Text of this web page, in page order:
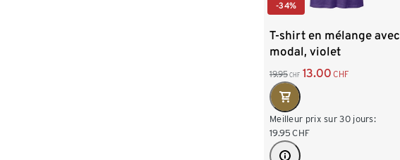
-34%
T-shirt en mélange avec
modal, violet
19.95 CHF 13.00 CHF
Meilleur prix sur 30 jours:
19.95 CHF